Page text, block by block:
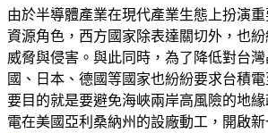
由於半導體產業在現代產業生態上扮演
資源角色，西方國家除表達關切外，也
威脅與侵害。與此同時，為了降低對台
國、日本、德國等國家也紛紛要求台積
要目的就是要避免海峽兩岸高風險的地
電在美國亞利桑納州的設廠動工，開啟新